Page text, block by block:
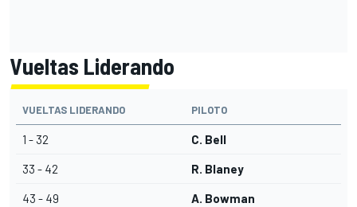
Vueltas Liderando
VUELTAS LIDERANDO PILOTO
1 - 32 C. Bell
33 - 42 R. Blaney
43 - 49 A. Bowman